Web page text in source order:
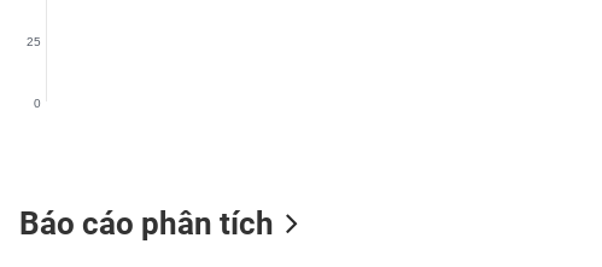
0
25
Báo cáo phân tích